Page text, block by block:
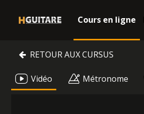
Cours en ligne
RETOUR AUX CURSUS
Vidéo Métronome